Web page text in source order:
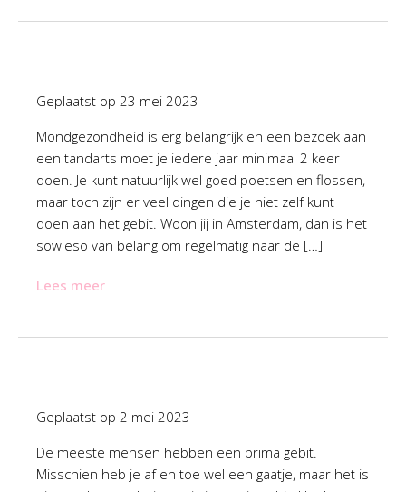
Geplaatst op 23 mei 2023
Mondgezondheid is erg belangrijk en een bezoek aan
een tandarts moet je iedere jaar minimaal 2 keer
doen. Je kunt natuurlijk wel goed poetsen en flossen,
maar toch zijn er veel dingen die je niet zelf kunt
doen aan het gebit. Woon jij in Amsterdam, dan is het
sowieso van belang om regelmatig naar de […]
Lees meer
Geplaatst op 2 mei 2023
De meeste mensen hebben een prima gebit.
Misschien heb je af en toe wel een gaatje, maar het is